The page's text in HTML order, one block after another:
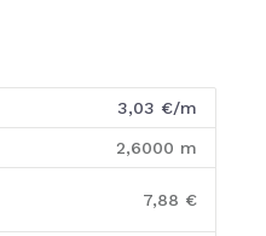
3,03 €/m
2,6000 m
7,88 €